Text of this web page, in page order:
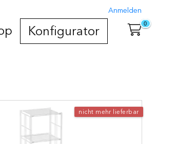
Anmelden
0
Konfigurator
nicht mehr lieferbar